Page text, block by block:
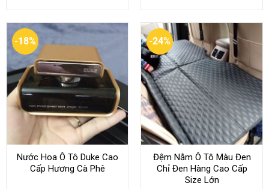
-18%
Nước Hoa Ô Tô Duke Cao
Cấp Hương Cà Phê
-24%
Đệm Nằm Ô Tô Màu Đen
Chỉ Đen Hàng Cao Cấp
Size Lớn